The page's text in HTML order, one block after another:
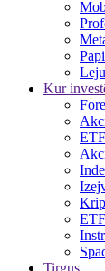
Kur
Tirgus